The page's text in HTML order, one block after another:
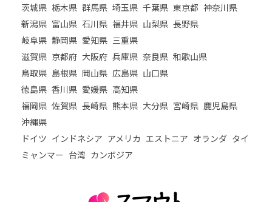
茨城県 栃木県 群馬県 埼玉県 千葉県 東京都 神奈川県
新潟県 富山県 石川県 福井県 山梨県 長野県
岐阜県 静岡県 愛知県 三重県
滋賀県 京都府 大阪府 兵庫県 奈良県 和歌山県
鳥取県 島根県 岡山県 広島県 山口県
徳島県 香川県 愛媛県 高知県
福岡県 佐賀県 長崎県 熊本県 大分県 宮崎県 鹿児島県
沖縄県
ドイツ インドネシア アメリカ エストニア オランダ タイ
ミャンマー 台湾 カンボジア